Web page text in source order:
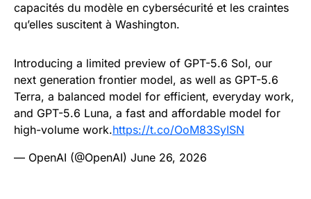
capacités du modèle en cybersécurité et les craintes
qu’elles suscitent à Washington.
Introducing a limited preview of GPT-5.6 Sol, our
next generation frontier model, as well as GPT-5.6
Terra, a balanced model for efficient, everyday work,
and GPT-5.6 Luna, a fast and affordable model for
high-volume work.https://t.co/OoM83SyISN
— OpenAI (@OpenAI) June 26, 2026